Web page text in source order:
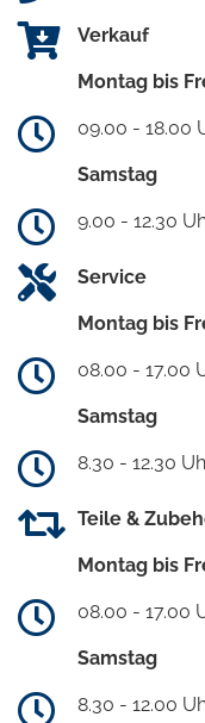
Verkauf
Montag bis
09.00 - 18.00
Samstag
9.00 - 12.30
Service
Montag bis
08.00 - 17.00
Samstag
8.30 - 12.30
Teile &
Montag bis
08.00 - 17.00
Samstag
8.30 - 12.00